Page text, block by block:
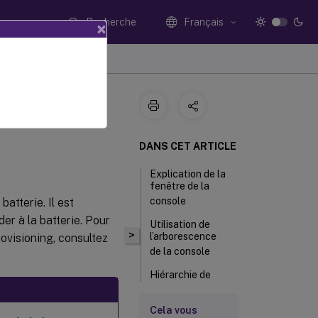
Recherche Français
Il est
à la batterie. Pour
consultez
>
DANS CET ARTICLE
Explication de la
fenêtre de la
console
Utilisation de
l’arborescence
de la console
Hiérarchie de
Cela vous
×